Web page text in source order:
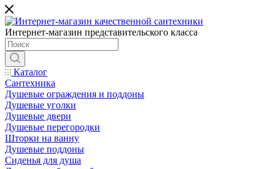
Интернет-магазин представительского класса
Каталог
Сантехника
Душевые ограждения и поддоны
Душевые уголки
Душевые двери
Душевые перегородки
Шторки на ванну
Душевые поддоны
Сиденья для душа